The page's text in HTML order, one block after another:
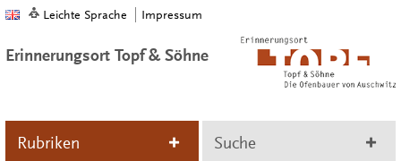
Leichte Sprache Impressum
Erinnerungsort Topf & Söhne
Rubriken Suche